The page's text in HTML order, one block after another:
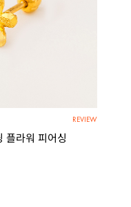
REVIEW
플라워 피어싱